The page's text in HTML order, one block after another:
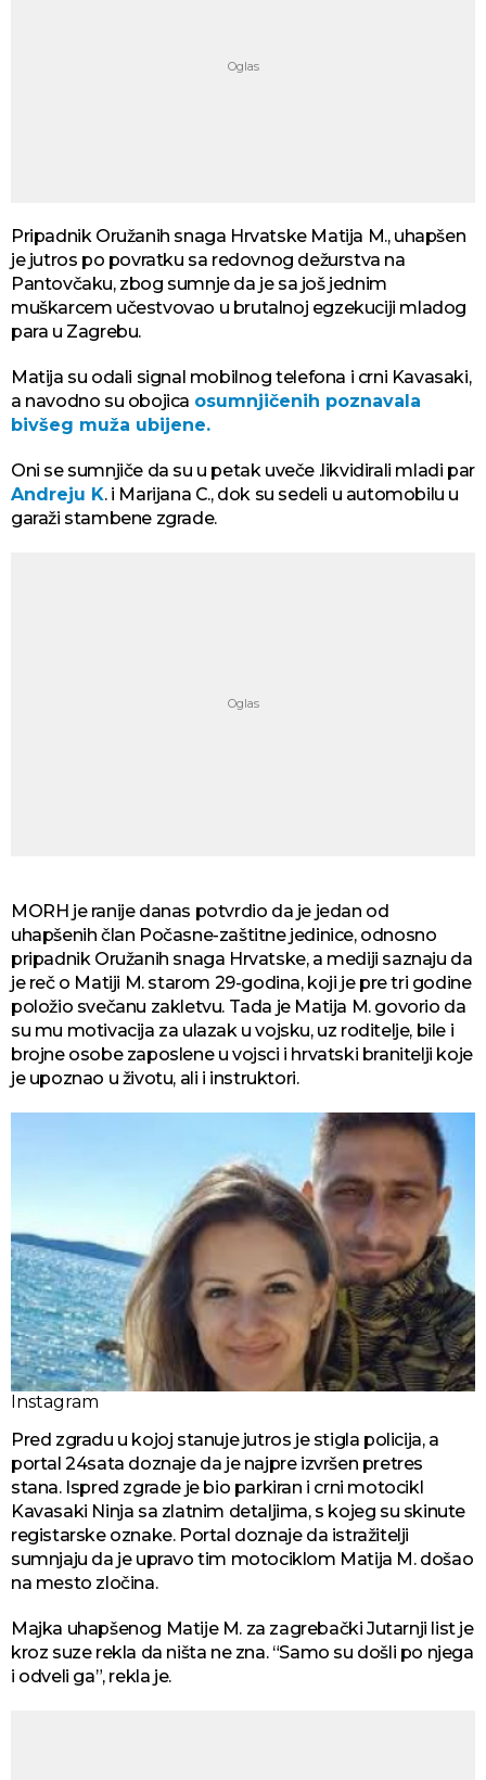
Pripadnik Oružanih snaga Hrvatske Matija M., uhapšen
je jutros po povratku sa redovnog dežurstva na
Pantovčaku, zbog sumnje da je sa još jednim
muškarcem učestvovao u brutalnoj egzekuciji mladog
para u Zagrebu.
Matija su odali signal mobilnog telefona i crni Kavasaki,
a navodno su obojica osumnjičenih poznavala
bivšeg muža ubijene.
Oni se sumnjiče da su u petak uveče .likvidirali mladi par
Andreju K. i Marijana C., dok su sedeli u automobilu u
garaži stambene zgrade.
MORH je ranije danas potvrdio da je jedan od
uhapšenih član Počasne-zaštitne jedinice, odnosno
pripadnik Oružanih snaga Hrvatske, a mediji saznaju da
je reč o Matiji M. starom 29-godina, koji je pre tri godine
položio svečanu zakletvu. Tada je Matija M. govorio da
su mu motivacija za ulazak u vojsku, uz roditelje, bile i
brojne osobe zaposlene u vojsci i hrvatski branitelji koje
je upoznao u životu, ali i instruktori.
Instagram
Pred zgradu u kojoj stanuje jutros je stigla policija, a
portal 24sata doznaje da je najpre izvršen pretres
stana. Ispred zgrade je bio parkiran i crni motocikl
Kavasaki Ninja sa zlatnim detaljima, s kojeg su skinute
registarske oznake. Portal doznaje da istražitelji
sumnjaju da je upravo tim motociklom Matija M. došao
na mesto zločina.
Majka uhapšenog Matije M. za zagrebački Jutarnji list je
kroz suze rekla da ništa ne zna. “Samo su došli po njega
i odveli ga”, rekla je.